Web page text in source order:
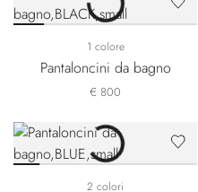
1 colore
Pantaloncini da bagno
€ 800
2 colori